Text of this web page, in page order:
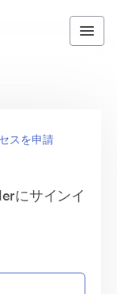
スを申請
にサインイ